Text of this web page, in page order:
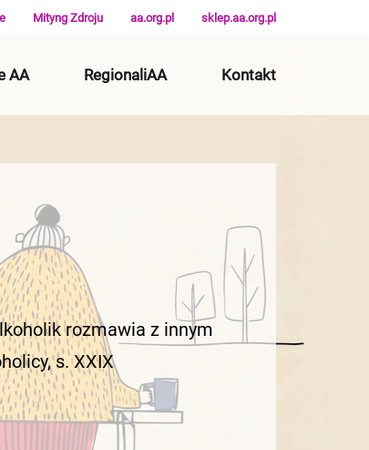
sklep.aa.org.pl
aa.org.pl
Mityng Zdroju
AA RegionaliAA Kontakt
rozmawia z innym
s. XXIX